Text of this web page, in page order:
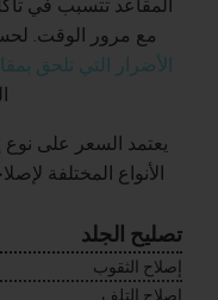
المقاعد تتسبب في
مع مرور الوقت.
الأضرار التي تلحق
يعتمد السعر على نوع
الأنواع المختلفة
تصليح الجلد
إصلاح الثقوب
إصلاح التلف